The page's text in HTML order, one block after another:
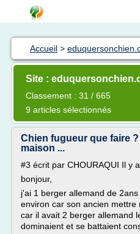
Accueil >
Site :
Classement : 31 / 665
9 articles sélectionnés
Chien fugueur que faire
maison ...
#3 écrit par CHOURAQUI Il y
bonjour,
j'ai 1 berger allemand de
environ car son ancien
car il avait 2 berger allemand
dominaient et se battaient